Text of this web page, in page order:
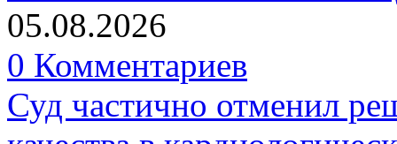
05.08.2026
0 Комментариев
Суд частично отменил